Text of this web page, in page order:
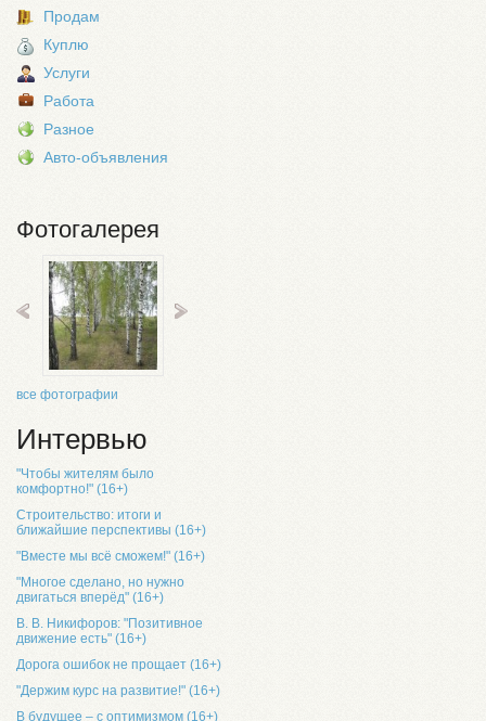
Продам
Куплю
Услуги
Работа
Разное
Авто-объявления
Фотогалерея
все фотографии
Интервью
"Чтобы жителям было
комфортно!" (16+)
Строительство: итоги и
ближайшие перспективы (16+)
"Вместе мы всё сможем!" (16+)
"Многое сделано, но нужно
двигаться вперёд" (16+)
В. В. Никифоров: "Позитивное
движение есть" (16+)
Дорога ошибок не прощает (16+)
"Держим курс на развитие!" (16+)
В будущее – с оптимизмом (16+)